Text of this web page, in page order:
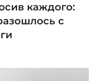
каждого:
с